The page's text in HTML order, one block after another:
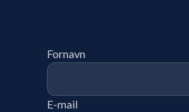
Fornavn
E-mail